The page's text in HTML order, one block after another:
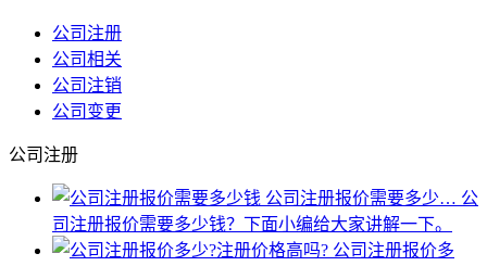
公司注册
公司相关
公司注销
公司变更
公司注册
公司注册报价需要多少… 公
司注册报价需要多少钱？下面小编给大家讲解一下。
公司注册报价多